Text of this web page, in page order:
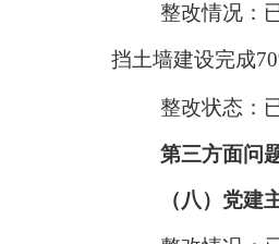
整改情况：
挡土墙建设完成
整改状态：
第三方面问
（八）党